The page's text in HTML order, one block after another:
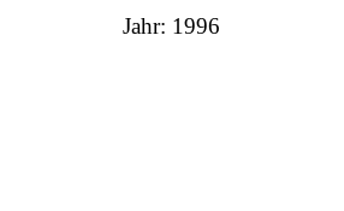
Jahr: 1996